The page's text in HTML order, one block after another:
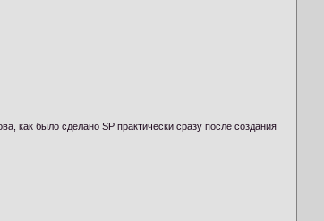
как было сделано SP практически сразу после создания